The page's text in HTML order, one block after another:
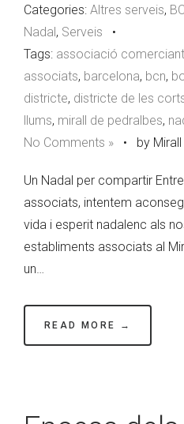
Categories: Altres serveis,
Nadal, Serveis •
Tags: associació
associats, barcelona, bcn,
districte, districte de les
llums, mirall de pedralbes,
No Comments » • by
Un Nadal per compartir
associats, intentem
vida i esperit nadalenc als
establiments associats al
un…
READ MORE →